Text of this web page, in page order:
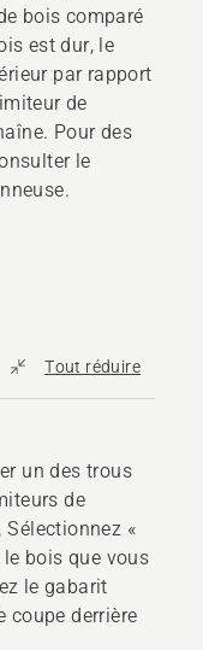
bois comparé
est dur, le
par rapport
de
Pour des
le
Tout réduire
un des trous
de
«
le bois que vous
le gabarit
coupe derrière